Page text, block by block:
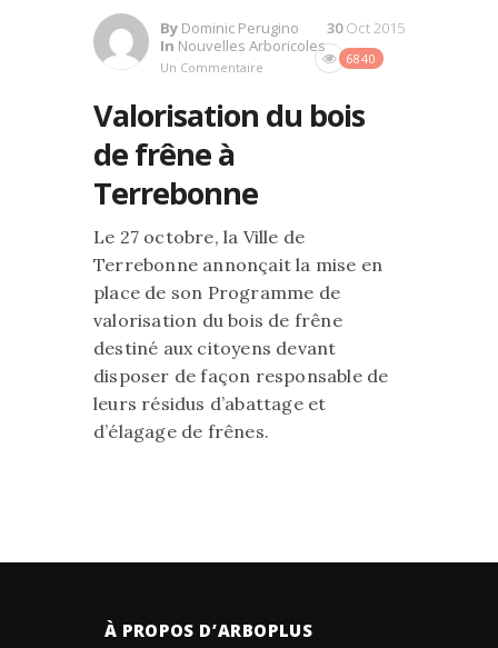
By Dominic Perugino
In Nouvelles Arboricoles
Un Commentaire
6840
30Oct 2015
Valorisation du bois
de frêne à
Terrebonne
Le 27 octobre, la Ville de
Terrebonne annonçait la mise en
place de son Programme de
valorisation du bois de frêne
destiné aux citoyens devant
disposer de façon responsable de
leurs résidus d’abattage et
d’élagage de frênes.
À PROPOS D’ARBOPLUS